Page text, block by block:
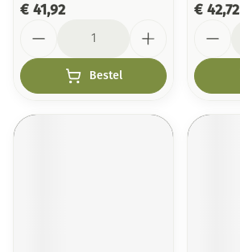
€ 41,92
Bestel
€ 42,72